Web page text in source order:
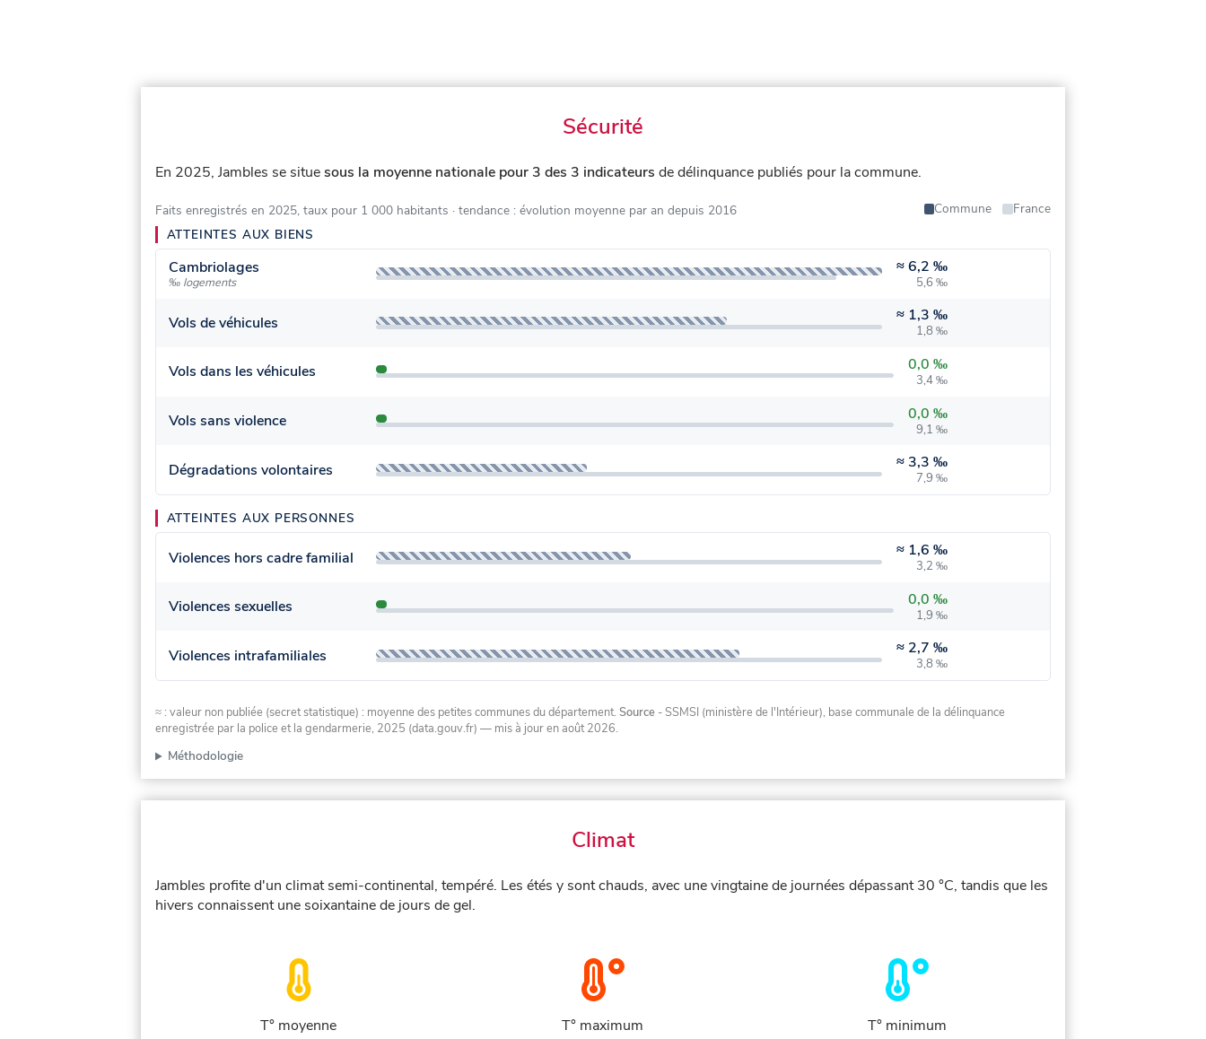
Sécurité
En 2025, Jambles se situesous la moyenne nationale pour 3 des 3 indicateurs de délinquance publiés pour la commune.
Faits enregistrés en 2025, taux pour 1 000 habitants · tendance : évolution moyenne par an depuis 2016 Commune
France
ATTEINTES AUX BIENS
Cambriolages
‰ logements
≈6,2 ‰
5,6 ‰
Vols de véhicules ≈ 1,3 ‰
1,8 ‰
Vols dans les véhicules 0,0 ‰
3,4 ‰
Vols sans violence 0,0 ‰
9,1 ‰
Dégradations volontaires ≈ 3,3 ‰
7,9 ‰
ATTEINTES AUX PERSONNES
Violences hors cadre familial ≈ 1,6 ‰
3,2 ‰
Violences sexuelles 0,0 ‰
1,9 ‰
Violences intrafamiliales ≈ 2,7 ‰
3,8 ‰
≈ : valeur non publiée (secret statistique) : moyenne des petites communes du département. Source - SSMSI (ministère de l'Intérieur), base communale de la délinquance
enregistrée par la police et la gendarmerie, 2025 (data.gouv.fr) — mis à jour en août 2026.
Méthodologie
Climat
Jambles profite d'un climat semi-continental, tempéré. Les étés y sont chauds, avec une vingtaine de journées dépassant 30 °C, tandis que les
hivers connaissent une soixantaine de jours de gel.
T° moyenne
T° maximum
T° minimum